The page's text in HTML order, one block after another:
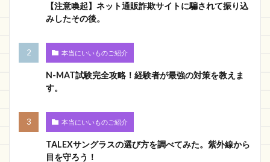
【注意喚起】ネット通販詐欺サイトに騙されて振り込
みしたその後。
本当にいいものご紹介
N-MAT試験完全攻略！経験者が最強の対策を教えま
す。
本当にいいものご紹介
TALEXサングラスの選び方を調べてみた。紫外線から
目を守ろう！